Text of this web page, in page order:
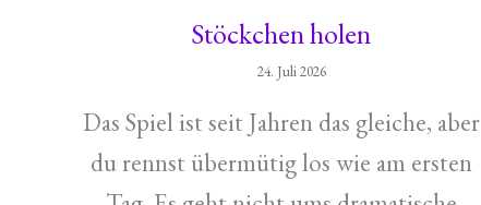
Stöckchen holen
24. Juli 2026
Das Spiel ist seit Jahren das gleiche, aber
du rennst übermütig los wie am ersten